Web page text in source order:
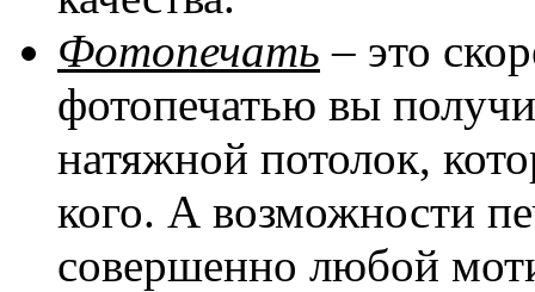
Фотопечать – это
фотопечатью вы
натяжной потолок,
кого. А возможности
совершенно любой